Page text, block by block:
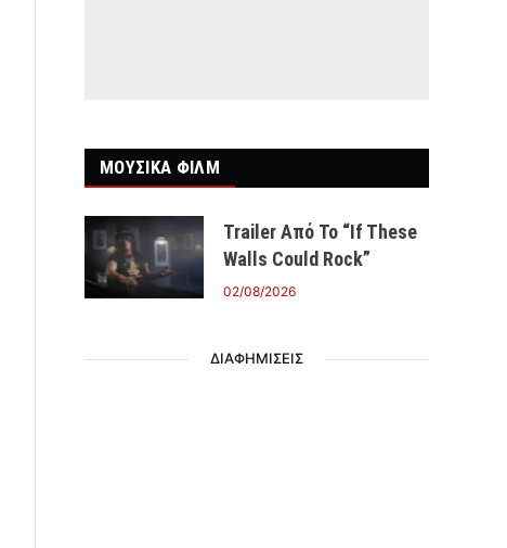
ΜΟΥΣΙΚΑ ΦΙΛΜ
Trailer Από Το “If These
Walls Could Rock”
02/08/2026
ΔΙΑΦΗΜΙΣΕΙΣ